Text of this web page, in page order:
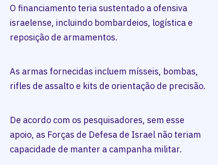
O financiamento teria sustentado a ofensiva
israelense, incluindo bombardeios, logística e
reposição de armamentos.
As armas fornecidas incluem mísseis, bombas,
rifles de assalto e kits de orientação de precisão.
De acordo com os pesquisadores, sem esse
apoio, as Forças de Defesa de Israel não teriam
capacidade de manter a campanha militar.